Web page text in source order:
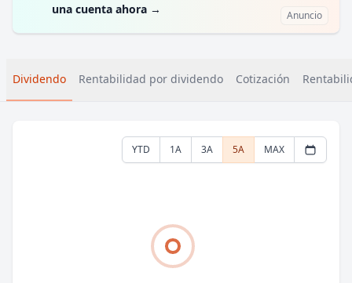
una cuenta ahora → Anuncio
Dividendo Rentabilidad por dividendo Cotización
YTD 1A 3A 5A MAX